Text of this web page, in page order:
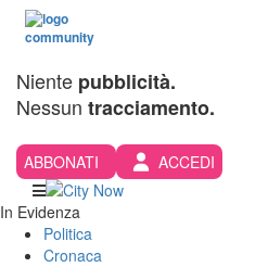
Niente pubblicità.
Nessun tracciamento.
ABBONATI ACCEDI
In Evidenza
Politica
Cronaca